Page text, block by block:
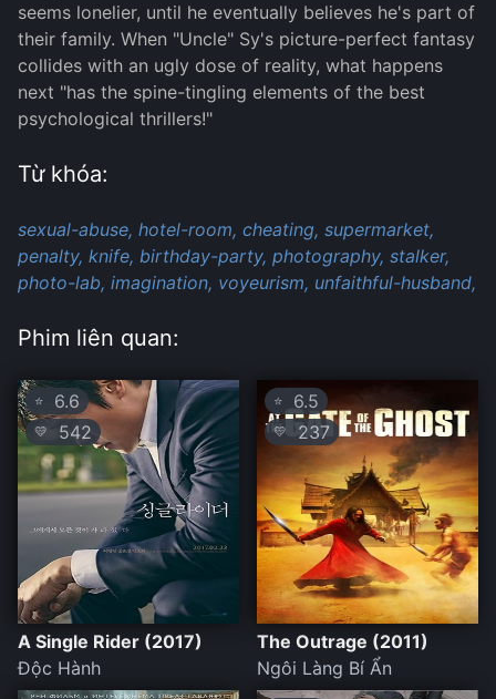
seems lonelier, until he eventually believes he's part of
their family. When "Uncle" Sy's picture-perfect fantasy
collides with an ugly dose of reality, what happens
next "has the spine-tingling elements of the best
psychological thrillers!"
Từ khóa:
sexual-abuse, hotel-room, cheating, supermarket,
penalty, knife, birthday-party, photography, stalker,
photo-lab, imagination, voyeurism, unfaithful-husband,
Phim liên quan:
⭐ 6.6
💛 542
A Single Rider (2017)
Độc Hành
⭐ 6.5
💛 237
The Outrage (2011)
Ngôi Làng Bí Ẩn